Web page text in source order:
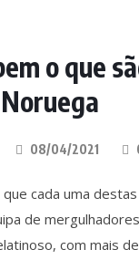
o que
08/04/2021
que cada uma
de
com mais